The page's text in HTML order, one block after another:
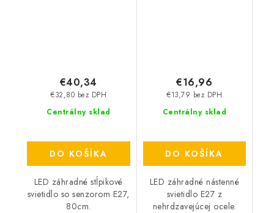
Centrálny sklad
€32,80 bez DPH
€40,34
DO KOŠÍKA
LED záhradné stĺpikové
svietidlo so senzorom E27,
80cm.
Centrálny sklad
€13,79 bez DPH
€16,96
DO KOŠÍKA
LED záhradné nástenné
svietidlo E27 z
nehrdzavejúcej ocele.